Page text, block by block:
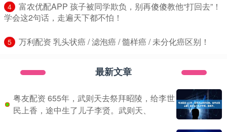
4
​富农优配APP 孩子被同学欺负，别再傻傻教他“打回去”！
学会这2句话，走遍天下都不怕！
5 ​万利配资 乳头状癌 / 滤泡癌 / 髓样癌 / 未分化癌区别！
最新文章
粤友配资 655年，武则天去祭拜昭陵，给李世
民上香，途中生了儿子李贤。武则天、